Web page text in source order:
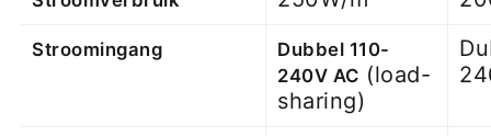
Stroomingang
Dubbel 110-
240V AC (load-
sharing)